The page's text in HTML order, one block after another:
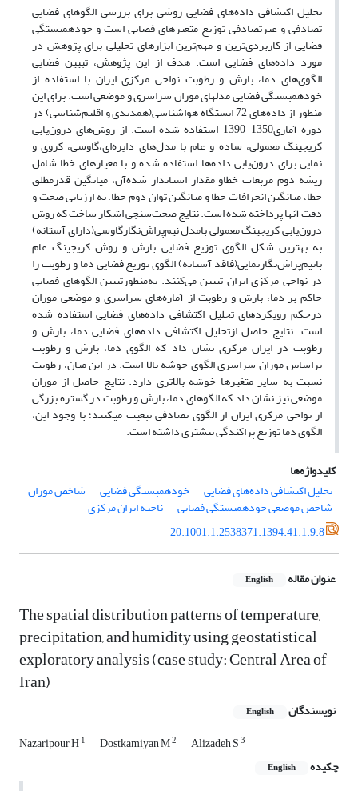
تحلیل اکتشافی داده‌های فضایی روشی برای بررسی الگوهای فضایی
تصادفی و غیرتصادفی توزیع متغیرهای فضایی است و خودهمبستگی
فضایی از کاربردی‌ترین و مهم‌ترین ابزارهای تحلیلی برای پژوهش در
مورد داده‌های فضایی است. هدف از این پژوهش، تبیین فضایی
الگوی‌های دما، بارش و رطوبت نواحی مرکزی ایران با استفاده از
خودهمبستگی فضایی مدل­های موران سراسری و موضعی است. برای این
منظور از داده­‌‌های 72 ایستگاه هواشناسی(همدیدی و اقلیم‌شناسی) در
دوره آماری1350-1390 استفاده شده است. از روش‌های درون‌یابی
کریجینگ معمولی، ساده و عام با مدل‌‌های دایره‌ای،گاوسی، کروی و
نمایی برای درون‌یابی داده‌ها استفاده شده و با معیارهای خطا شامل
ریشه دوم مربعات خطاو مقدار استاندار شده‌آن، میانگین قدرمطلق
خطا، میانگین انحرافات خطا و میانگین توان دوم خطا، به ارزیابی صحت و
دقت آنها پرداخته شده‌ است. نتایج صحت‌‌سنجی اشکار ساخت که روش
درون‌یابی کریجینگ معمولی بامدل نیم‌پراش‌نگارگاوسی(دارای آستانه)
به بهترین شکل الگوی توزیع فضایی بارش و روش کریجینگ عام
بانیم‌پراش‌نگارنمایی(فاقد آستانه) الگوی توزیع فضایی دما و رطوبت را
در نواحی مرکزی ایران تبیین می‌کنند. به‌منظورتبیین الگو‌های فضایی
حاکم بر دما، بارش و رطوبت از آماره‌های سراسری و موضعی موران
درحکم رویکردهای تحلیل اکتشافی داده‌های فضایی استفاده شده
است. نتایج حاصل ازتحلیل اکتشافی داده‌های فضایی دما، بارش و
رطوبت در ایران مرکزی نشان داد که الگوی دما، بارش و رطوبت
براساس موران سراسری الگوی خوشه بالا است. در این میان، رطوبت
نسبت به سایر متغیرها خوشة ­بالاتری دارد. نتایج حاصل از موران
موضعی نیز نشان داد که الگوهای دما، بارش و رطوبت در گستره‌ بزرگی
از نواحی مرکزی ایران از الگوی تصادفی تبعیت می­کنند؛ با وجود این،
الگوی دما توزیع پراکندگی بیشتری داشته است.
کلیدواژه‌ها
تحلیل اکتشافی داده‌های فضایی
خودهمبستگی فضایی شاخص موران
شاخص موضعی خودهمبستگی فضایی
ناحیه ایران مرکزی
20.1001.1.2538371.1394.41.1.9.8
عنوان مقاله English
The spatial distribution patterns of temperature,
precipitation, and humidity using geostatistical
exploratory analysis (case study: Central Area of
Iran)
نویسندگان English
Nazaripour H1 Dostkamiyan M2 Alizadeh S3
چکیده English